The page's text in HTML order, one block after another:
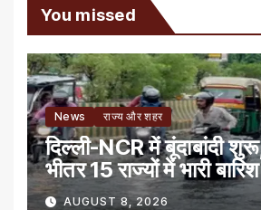
You missed
News राज्य और शहर
दिल्ली-NCR में बूंदाबांदी
भीतर 15 राज्यों में भारी
AUGUST 8, 2026